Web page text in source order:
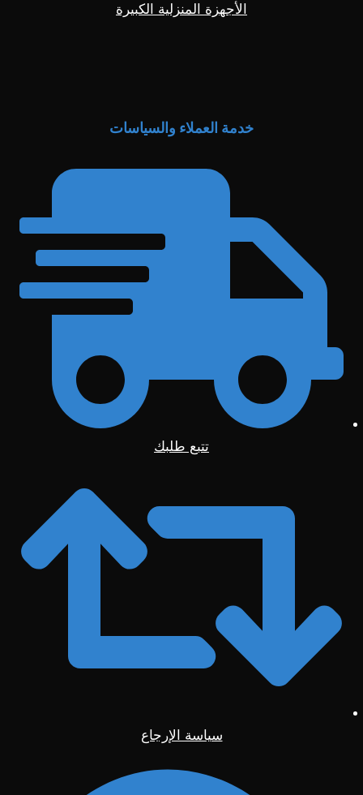
الأجهزة المنزلية الكبيرة
خدمة العملاء والسياسات
تتبع طلبك
سياسة الإرجاع